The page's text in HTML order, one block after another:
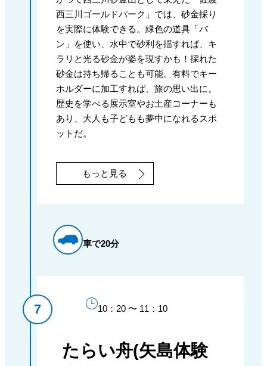
西三川ゴールドパーク」では、砂金採り
を実際に体験できる。緑色の道具「バ
ン」を使い、水中で砂利を揺すれば、キ
ラリと光る砂金が姿を現すかも！採れた
砂金は持ち帰ることも可能。有料でキー
ホルダーに加工すれば、旅の思い出に。
歴史を学べる展示室やお土産コーナーも
あり、大人も子どもも夢中になれるスポ
ットだ。
もっと見る
車で20分
10：20 〜 11：10
たらい舟(矢島体験